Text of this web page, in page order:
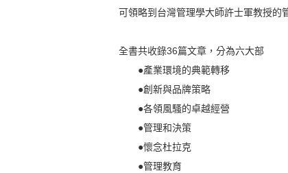
可領略到台灣管理學大師許士軍教授的
全書共收錄36篇文章，分為六大部
●產業環境的典範轉移
●創新與品牌策略
●各領風騷的卓越經營
●管理和決策
●懷念杜拉克
●管理教育